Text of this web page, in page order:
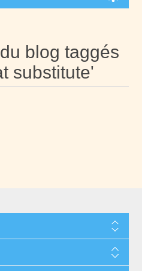
blog taggés
substitute'